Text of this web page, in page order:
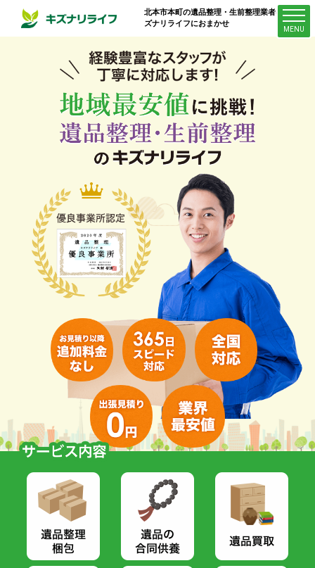
北本市本町の遺品整理・生前整理業者はキ
ズナリライフにおまかせ